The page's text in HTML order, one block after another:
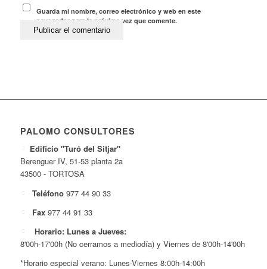
Guarda mi nombre, correo electrónico y web en este
navegador para la próxima vez que comente.
PALOMO CONSULTORES
Edificio "Turó del Sitjar"
Berenguer IV, 51-53 planta 2a
43500 - TORTOSA
Teléfono 977 44 90 33
Fax 977 44 91 33
Horario: Lunes a Jueves:
8'00h-17'00h (No cerramos a mediodía) y Viernes de 8'00h-14'00h
*Horario especial verano: Lunes-Viernes 8:00h-14:00h